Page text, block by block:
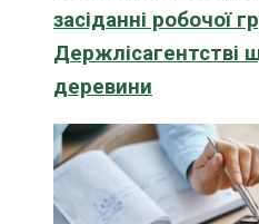
засіданні робочої
Держлісагентстві
деревини